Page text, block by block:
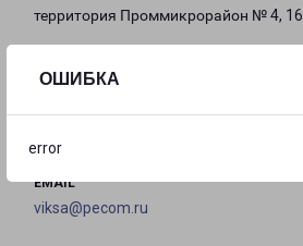
ОШИБКА
error
территория Проммикрорайон № 4, 16
ТЕЛЕФОН
EMAIL
viksa@pecom.ru